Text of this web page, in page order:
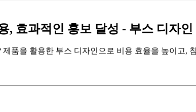
, 효과적인 홍보 달성 - 부스 디자인
품을 활용한 부스 디자인으로 비용 효율을 높이고,